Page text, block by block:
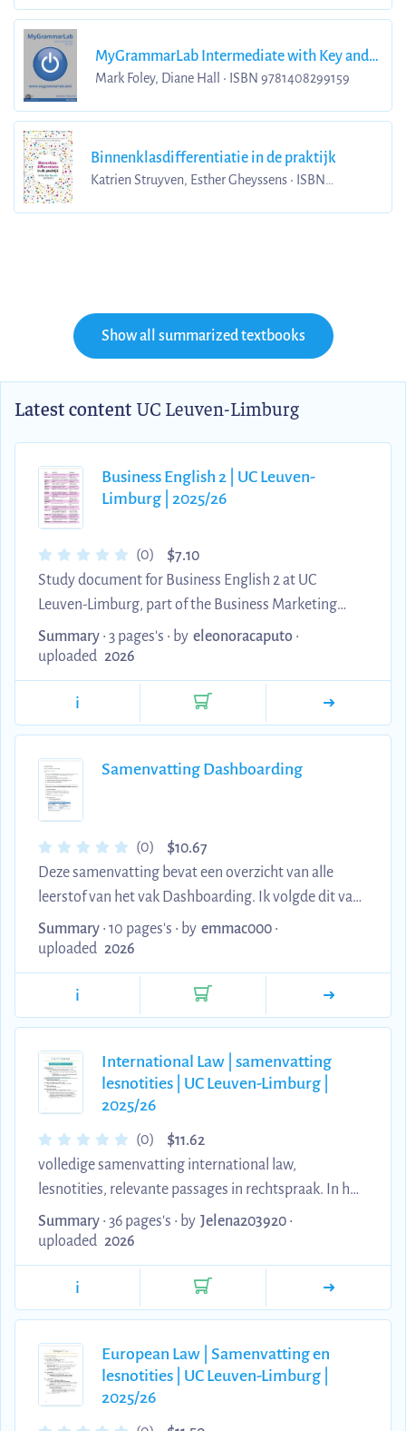
MyGrammarLab Intermediate with Key and
MyLab Pack
Mark Foley, Diane Hall • ISBN 9781408299159
Binnenklasdifferentiatie in de praktijk
Katrien Struyven, Esther Gheyssens • ISBN
Show all summarized textbooks
Latest content UC Leuven-Limburg
Business English 2 | UC Leuven-
Limburg | 2025/26
(0) $7.10
Study document for Business English 2 at UC
Leuven-Limburg, part of the Business Marketing
Management curriculum. This resource covers key
business communication concepts and English
language skills essential for marketing
professionals. Use this to strengthen your business
English competency and prepare for course
Summary • 3 pages's • by eleonoracaputo •
uploaded 2026
i
Samenvatting Dashboarding
(0) $10.67
Deze samenvatting bevat een overzicht van alle
leerstof van het vak Dashboarding. Ik volgde dit vak
in 2024 en haalde 15/20 in eerste zit met deze
samenvatting.
Summary • 10 pages's • by emmac000 •
uploaded 2026
i
International Law | samenvatting
lesnotities | UC Leuven-Limburg |
2025/26
(0) $11.62
volledige samenvatting international law,
lesnotities, relevante passages in rechtspraak. In het
engels, zoals het examen.
Summary • 36 pages's • by Jelena203920 •
uploaded 2026
i
European Law | Samenvatting en
lesnotities | UC Leuven-Limburg |
2025/26